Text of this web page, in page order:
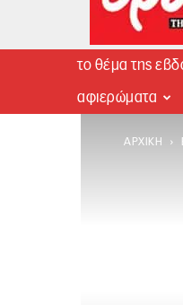
το θέμα της
αφιερώματα
ΑΡΧΙΚΉ